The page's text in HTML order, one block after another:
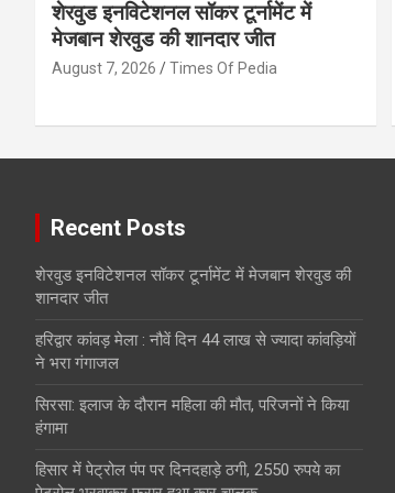
शेरवुड इनविटेशनल सॉकर टूर्नामेंट में
मेजबान शेरवुड की शानदार जीत
August 7, 2026 Times Of Pedia
Recent Posts
शेरवुड इनविटेशनल सॉकर टूर्नामेंट में मेजबान शेरवुड की
शानदार जीत
हरिद्वार कांवड़ मेला : नौवें दिन 44 लाख से ज्यादा कांवड़ियों
ने भरा गंगाजल
सिरसा: इलाज के दौरान महिला की मौत, परिजनों ने किया
हंगामा
हिसार में पेट्रोल पंप पर दिनदहाड़े ठगी, 2550 रुपये का